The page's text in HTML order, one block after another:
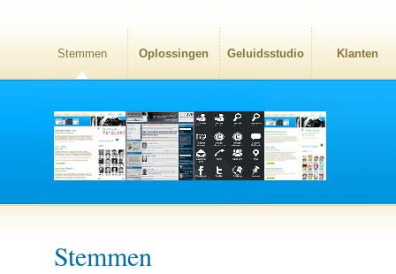
Stemmen Oplossingen Geluidsstudio Klanten
Stemmen